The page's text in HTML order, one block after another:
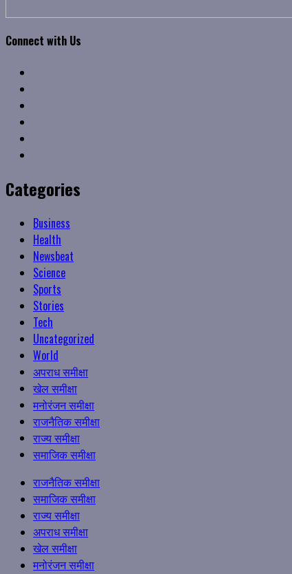
Connect with Us
Categories
Business
Health
Newsbeat
Science
Sports
Stories
Tech
Uncategorized
World
अपराध समीक्षा
खेल समीक्षा
मनोरंजन समीक्षा
राजनैतिक समीक्षा
राज्य समीक्षा
समाजिक समीक्षा
Primary
Menu
राजनैतिक समीक्षा
समाजिक समीक्षा
राज्य समीक्षा
अपराध समीक्षा
खेल समीक्षा
मनोरंजन समीक्षा